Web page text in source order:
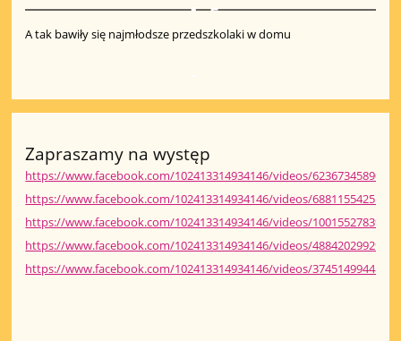
5
A tak bawiły się najmłodsze przedszkolaki w domu
Zapraszamy na występ
https://www.facebook.com/102413314934146/videos/
https://www.facebook.com/102413314934146/videos/
https://www.facebook.com/102413314934146/videos/
https://www.facebook.com/102413314934146/videos/
https://www.facebook.com/102413314934146/videos/